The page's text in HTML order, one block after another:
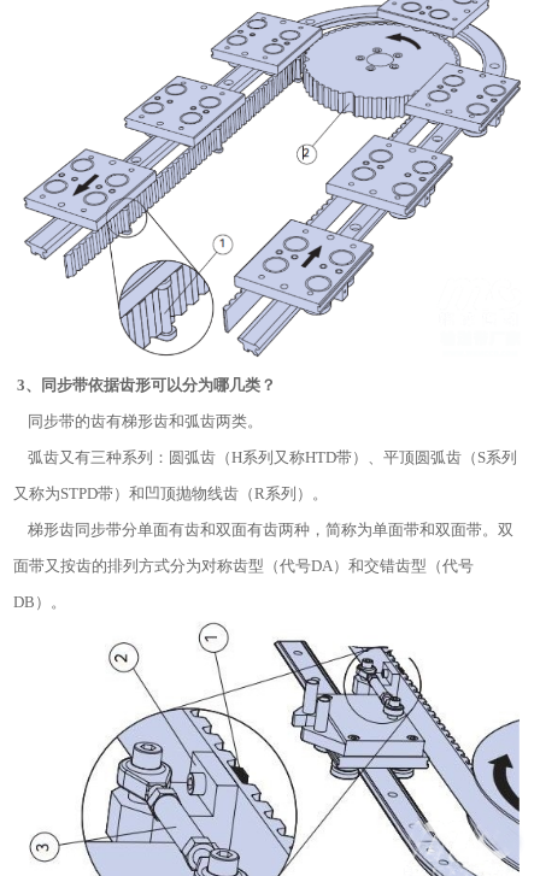
3、同步带依据齿形可以分为哪几类？
同步带的齿有梯形齿和弧齿两类。
弧齿又有三种系列：圆弧齿（H系列又称HTD带）、平顶圆弧齿（S系列
又称为STPD带）和凹顶抛物线齿（R系列）。
梯形齿同步带分单面有齿和双面有齿两种，简称为单面带和双面带。双
面带又按齿的排列方式分为对称齿型（代号DA）和交错齿型（代号
DB）。